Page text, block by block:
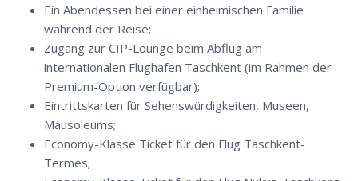
Ein Abendessen bei einer einheimischen Familie
während der Reise;
Zugang zur CIP-Lounge beim Abflug am
internationalen Flughafen Taschkent (im Rahmen der
Premium-Option verfügbar);
Eintrittskarten für Sehenswürdigkeiten, Museen,
Mausoleums;
Economy-Klasse Ticket für den Flug Taschkent-
Termes;